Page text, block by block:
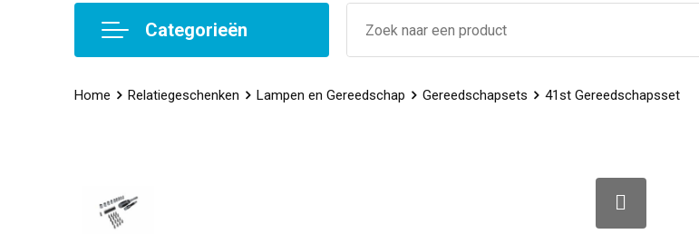
Categorieën
Home Relatiegeschenken Lampen en Gereedschap Gereedschapsets 41st Gereedschapsset